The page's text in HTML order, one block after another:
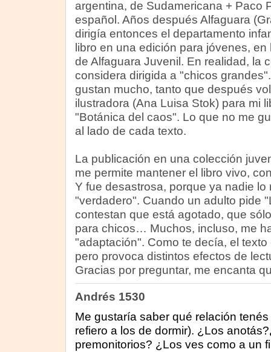
argentina, de Sudamericana + Paco
español. Años después Alfaguara
dirigía entonces el departamento
libro en una edición para jóvenes,
de Alfaguara Juvenil. En realidad, la
considera dirigida a "chicos
gustan mucho, tanto que después
ilustradora (Ana Luisa Stok) para mi
"Botánica del caos". Lo que no me
al lado de cada texto.
La publicación en una colección
me permite mantener el libro vivo,
Y fue desastrosa, porque ya nadie lo
"verdadero". Cuando un adulto pide
contestan que está agotado, que
para chicos… Muchos, incluso, me
"adaptación". Como te decía, el
pero provoca distintos efectos de
Gracias por preguntar, me encanta
Andrés 1530
Me gustaría saber qué relación
refiero a los de dormir). ¿Los
premonitorios? ¿Los ves como a un